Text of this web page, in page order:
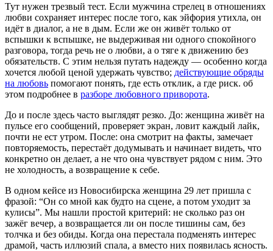
Тут нужен трезвый тест. Если мужчина стрелец в отношениях
любви сохраняет интерес после того, как эйфория утихла, он
идёт в диалог, а не в дым. Если же он живёт только от
вспышки к вспышке, не выдерживая ни одного спокойного
разговора, тогда речь не о любви, а о тяге к движению без
обязательств. С этим нельзя путать надежду — особенно когда
хочется любой ценой удержать чувство; действующие обряды
на любовь помогают понять, где есть отклик, а где риск. об
этом подробнее в разборе любовного приворота.
До и после здесь часто выглядят резко. До: женщина живёт на
пульсе его сообщений, проверяет экран, ловит каждый лайк,
почти не ест утром. После: она смотрит на факты, замечает
повторяемость, перестаёт додумывать и начинает видеть, что
конкретно он делает, а не что она чувствует рядом с ним. Это
не холодность, а возвращение к себе.
В одном кейсе из Новосибирска женщина 29 лет пришла с
фразой: “Он со мной как будто на сцене, а потом уходит за
кулисы”. Мы нашли простой критерий: не сколько раз он
зажёг вечер, а возвращается ли он после тишины сам, без
толчка и без обиды. Когда она перестала подменять интерес
драмой, часть иллюзий спала, а вместо них появилась ясность.